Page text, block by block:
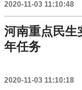
2020-11-03 11:10:48
河南重点民生
年任务
2020-11-03 11:10:18